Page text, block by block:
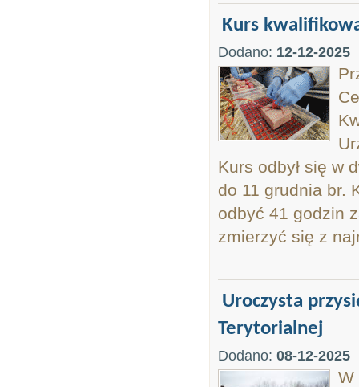
Kurs
Dodano: 12-12-2025
Kurs odbył się w
do 11 grudnia br.
odbyć 41 godzin
zmierzyć się z
Uroczysta
Terytorialnej
Dodano: 08-12-2025
W